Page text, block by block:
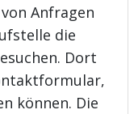
Anfragen
die
Dort
können. Die